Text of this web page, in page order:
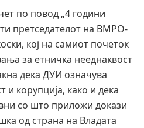
по повод „4 години
претседателот на ВМРО-
кој на самиот почеток
за етничка нееднаквост
дека ДУИ означува
корупција, како и дека
со што приложи докази
од страна на Владата